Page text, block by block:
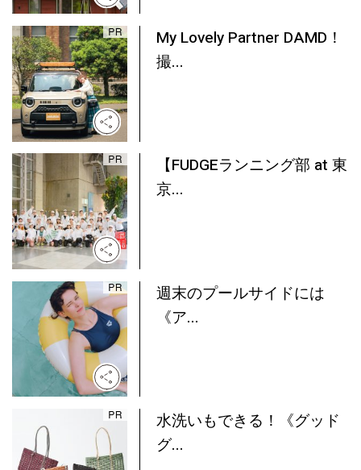
My Lovely Partner DAMD！
撮...
【FUDGEランニング部 at 東
京...
週末のプールサイドには
《ア...
水洗いもできる！《グッド
グ...